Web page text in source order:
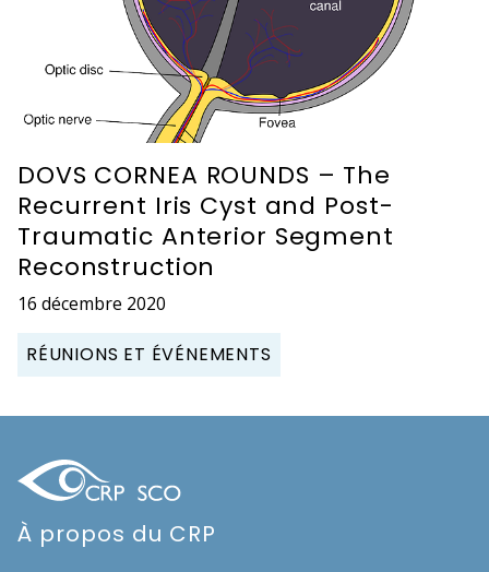
DOVS CORNEA ROUNDS – The
Recurrent Iris Cyst and Post-
Traumatic Anterior Segment
Reconstruction
16 décembre 2020
RÉUNIONS ET ÉVÉNEMENTS
À propos du CRP